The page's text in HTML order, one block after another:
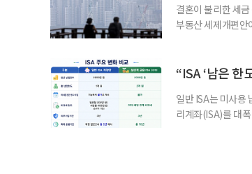
결혼이 불리한 세
부동산 세제개편안
부가 각자 집 한 채
“ISA ‘남은 한
일반 ISA는 미사용
리계좌(ISA)를 대